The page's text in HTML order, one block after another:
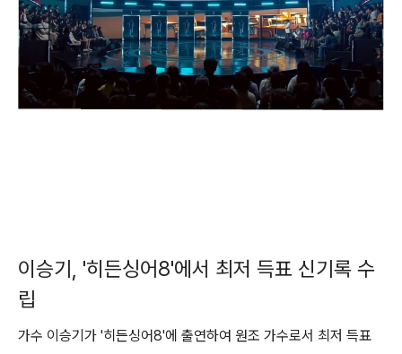
이승기, '히든싱어8'에서 최저 득표 신기록 수
립
가수 이승기가 '히든싱어8'에 출연하여 원조 가수로서 최저 득표